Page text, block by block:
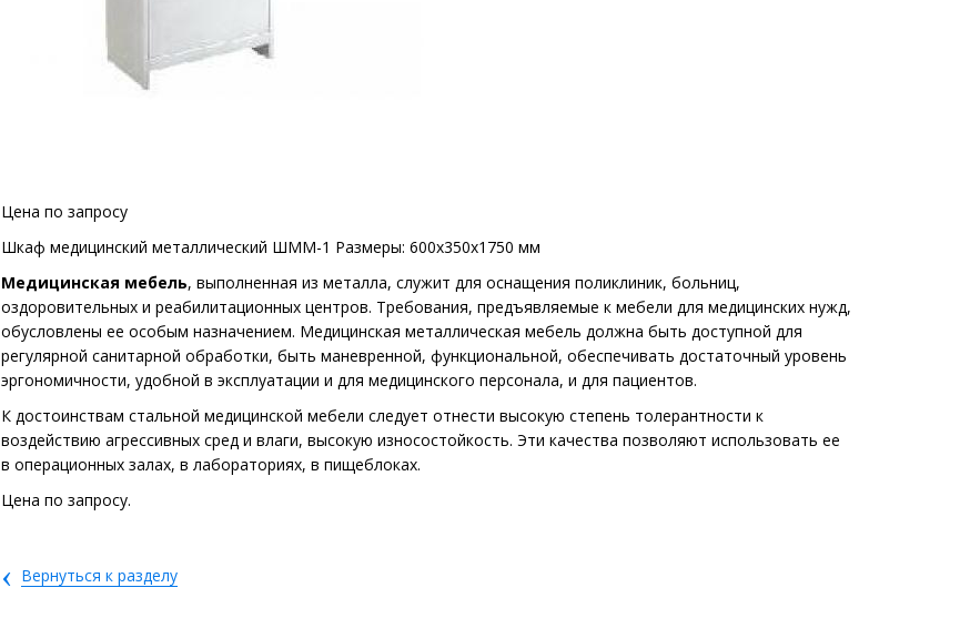
Цена по запросу
Шкаф медицинский металлический ШММ-1 Размеры: 600x350x1750 мм
Медицинская мебель, выполненная из металла, служит для оснащения поликлиник, больниц,
оздоровительных и реабилитационных центров. Требования, предъявляемые к мебели для медицинских нужд,
обусловлены ее особым назначением. Медицинская металлическая мебель должна быть доступной для
регулярной санитарной обработки, быть маневренной, функциональной, обеспечивать достаточный уровень
эргономичности, удобной в эксплуатации и для медицинского персонала, и для пациентов.
К достоинствам стальной медицинской мебели следует отнести высокую степень толерантности к
воздействию агрессивных сред и влаги, высокую износостойкость. Эти качества позволяют использовать ее
в операционных залах, в лабораториях, в пищеблоках.
Цена по запросу.
‹ Вернуться к разделу